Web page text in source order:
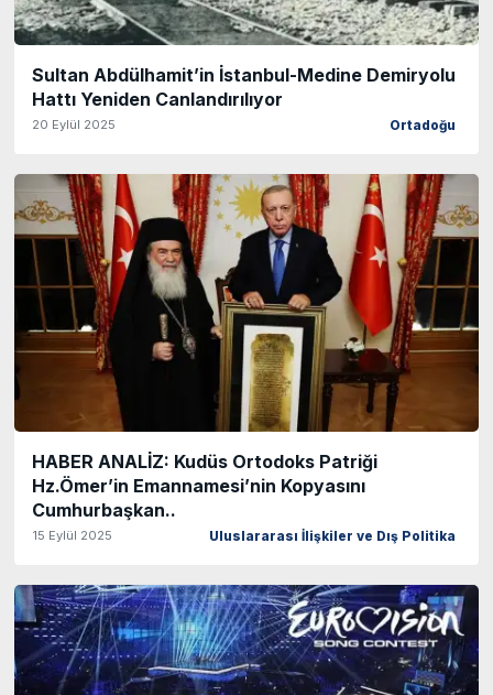
Sultan Abdülhamit’in İstanbul-Medine Demiryolu
Hattı Yeniden Canlandırılıyor
20 Eylül 2025 Ortadoğu
HABER ANALİZ: Kudüs Ortodoks Patriği
Hz.Ömer’in Emannamesi’nin Kopyasını
Cumhurbaşkan..
15 Eylül 2025 Uluslararası İlişkiler ve Dış Politika